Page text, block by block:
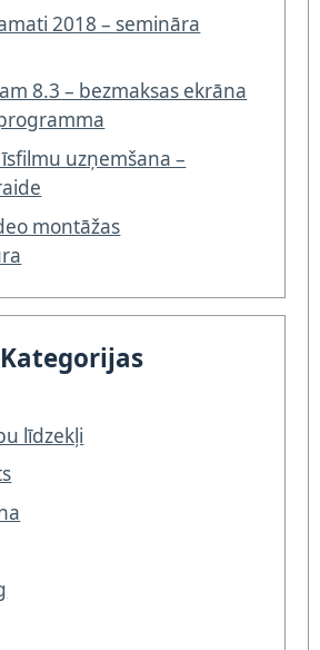
2018 – semināra
8.3 – bezmaksas ekrāna
uzņemšana –
montāžas
Kategorijas
līdzekļi